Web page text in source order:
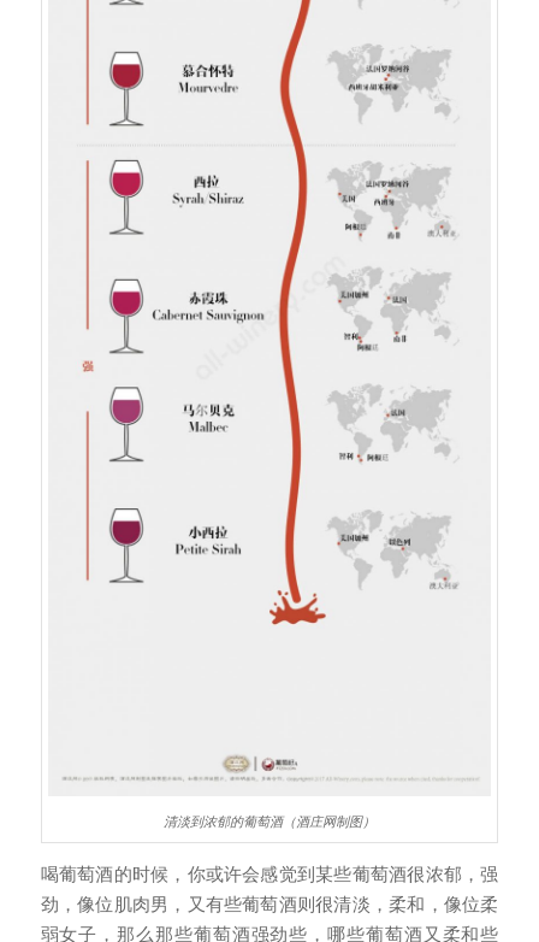
清淡到浓郁的葡萄酒（酒庄网制图）
喝葡萄酒的时候，你或许会感觉到某些葡萄酒很浓郁，强
劲，像位肌肉男，又有些葡萄酒则很清淡，柔和，像位柔
弱女子，那么那些葡萄酒强劲些，哪些葡萄酒又柔和些